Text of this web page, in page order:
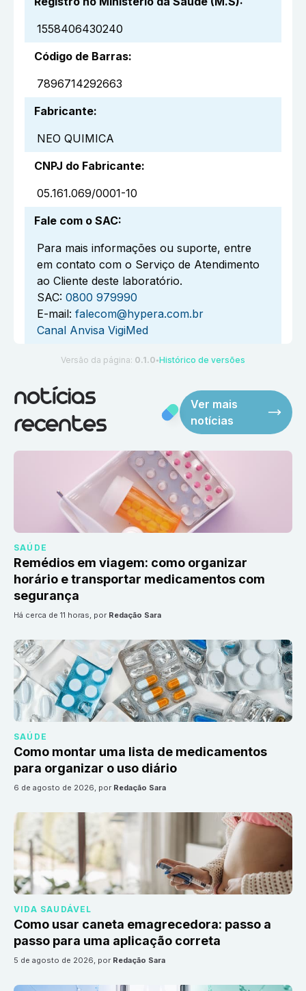
1558406430240
Código de Barras:
7896714292663
Fabricante:
NEO QUIMICA
CNPJ do Fabricante:
05.161.069/0001-10
Fale com o SAC:
Para mais informações ou suporte, entre
em contato com o Serviço de Atendimento
ao Cliente deste laboratório.
SAC: 0800 979990
E-mail: falecom@hypera.com.br
Canal Anvisa VigiMed
Versão da página: 0.1.0 ●Histórico de versões
notícias
recentes
Ver mais
notícias
SAÚDE
Remédios em viagem: como organizar
horário e transportar medicamentos com
segurança
há cerca de 11 horas, por Redação Sara
SAÚDE
Como montar uma lista de medicamentos
para organizar o uso diário
6 de agosto de 2026, por Redação Sara
VIDA SAUDÁVEL
Como usar caneta emagrecedora: passo a
passo para uma aplicação correta
5 de agosto de 2026, por Redação Sara